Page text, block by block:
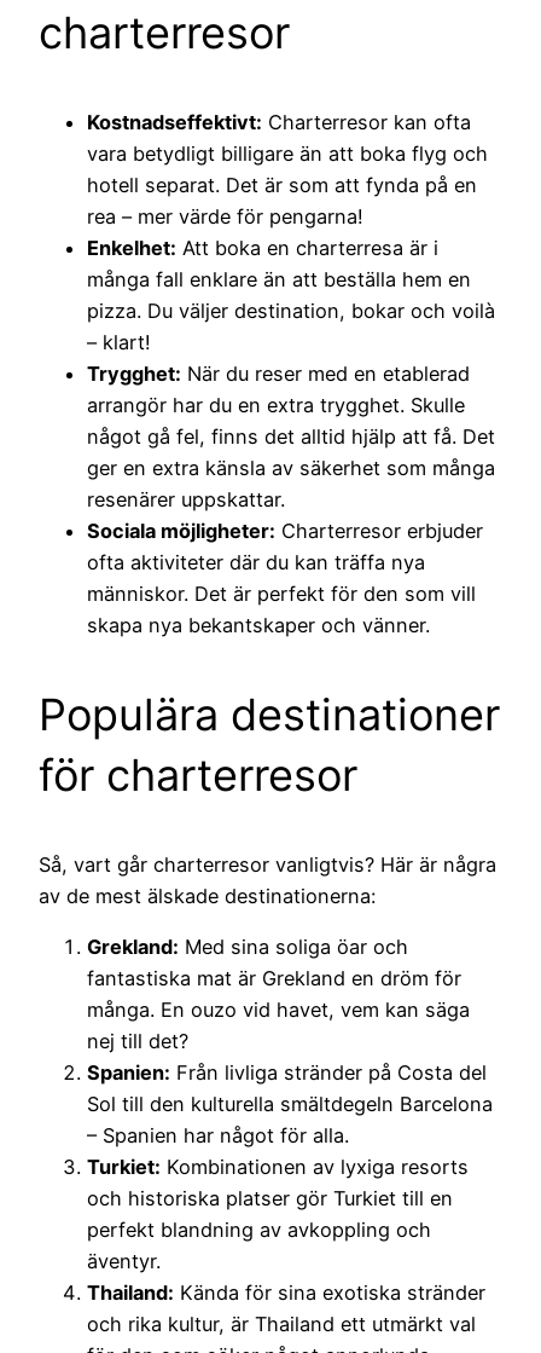
charterresor
Kostnadseffektivt: Charterresor kan ofta
vara betydligt billigare än att boka flyg och
hotell separat. Det är som att fynda på en
rea – mer värde för pengarna!
Enkelhet: Att boka en charterresa är i
många fall enklare än att beställa hem en
pizza. Du väljer destination, bokar och voilà
– klart!
Trygghet: När du reser med en etablerad
arrangör har du en extra trygghet. Skulle
något gå fel, finns det alltid hjälp att få. Det
ger en extra känsla av säkerhet som många
resenärer uppskattar.
Sociala möjligheter: Charterresor erbjuder
ofta aktiviteter där du kan träffa nya
människor. Det är perfekt för den som vill
skapa nya bekantskaper och vänner.
Populära destinationer
för charterresor
Så, vart går charterresor vanligtvis? Här är några
av de mest älskade destinationerna:
Grekland: Med sina soliga öar och
fantastiska mat är Grekland en dröm för
många. En ouzo vid havet, vem kan säga
nej till det?
Spanien: Från livliga stränder på Costa del
Sol till den kulturella smältdegeln Barcelona
– Spanien har något för alla.
Turkiet: Kombinationen av lyxiga resorts
och historiska platser gör Turkiet till en
perfekt blandning av avkoppling och
äventyr.
Thailand: Kända för sina exotiska stränder
och rika kultur, är Thailand ett utmärkt val